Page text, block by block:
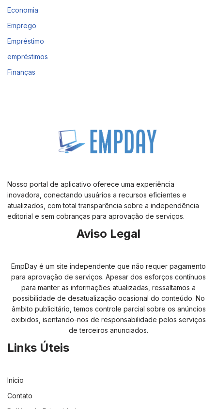
Economia
Emprego
Empréstimo
empréstimos
Finanças
Nosso portal de aplicativo oferece uma experiência
inovadora, conectando usuários a recursos eficientes e
atualizados, com total transparência sobre a independência
editorial e sem cobranças para aprovação de serviços.
Aviso Legal
EmpDay é um site independente que não requer pagamento
para aprovação de serviços. Apesar dos esforços contínuos
para manter as informações atualizadas, ressaltamos a
possibilidade de desatualização ocasional do conteúdo. No
âmbito publicitário, temos controle parcial sobre os anúncios
exibidos, isentando-nos de responsabilidade pelos serviços
de terceiros anunciados.
Links Úteis
Início
Contato